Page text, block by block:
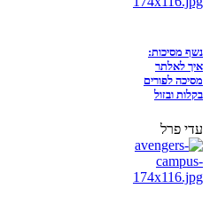
נשף מסיכות:
איך לאלתר
מסיכה לפורים
בקלות ובזול
עדי פרל